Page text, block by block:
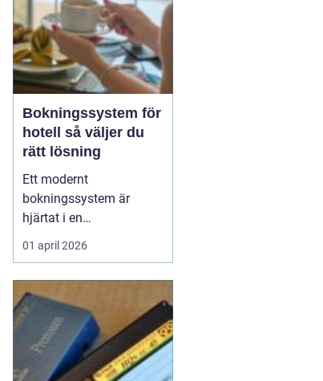
Bokningssystem för
hotell så väljer du
rätt lösning
Ett modernt
bokningssystem är
hjärtat i en
hotellverksamhet. När
bokningar, incheckning,
kommunikation sitter
ihop i ett flöde frigörs tid
till gästerna och
intäkterna blir lättare att
styra. Samtidigt är
01 april 2026